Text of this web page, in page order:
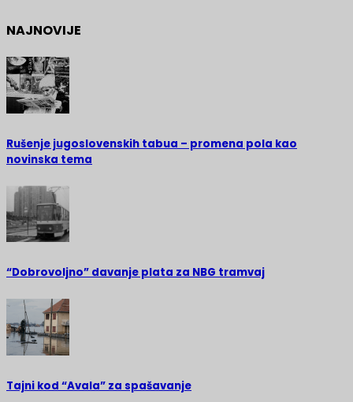
NAJNOVIJE
Rušenje jugoslovenskih tabua – promena pola kao
novinska tema
“Dobrovoljno” davanje plata za NBG tramvaj
Tajni kod “Avala” za spašavanje